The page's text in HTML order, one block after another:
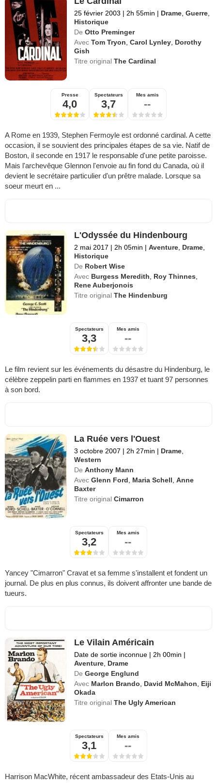
25 février 2003 | 2h 55min | Drame ,Guerre
Historique
De Otto Preminger
Avec Tom Tryon ,Carol Lynley Dorothy
Gish
Titre originalThe Cardinal
Presse
4,0
Spectateurs
3,7
Mes amis
--
A Rome en 1939, Stephen Fermoyle est ordonné cardinal. A cette
occasion, il se souvient des principales étapes de sa vie. Natif de
Boston, il seconde en 1917 le responsable d'une petite paroisse.
Mais l'archevêque Glennon l'envoie au fin fond du Canada, où il
devient le secrétaire particulier d'un prêtre malade. Lorsque sa
soeur meurt en ...
L'Odyssée du Hindenbourg
2 mai 2017 | 2h 05min | Aventure Drame
Historique
De Robert Wise
Avec Burgess Meredith Roy Thinnes
Rene Auberjonois
Titre originalThe Hindenburg
Spectateurs
3,3
Mes amis
--
Le film revient sur les événements du désastre du Hindenburg, le
célèbre zeppelin parti en flammes en 1937 et tuant 97 personnes
à son bord.
La Ruée vers l'Ouest
3 octobre 2007 | 2h 27min | Drame
Western
De Anthony Mann
Avec Glenn Ford Maria Schell ,Anne
Baxter
Titre originalCimarron
Spectateurs
3,2
Mes amis
--
Yancey "Cimarron" Cravat et sa femme s'installent et fondent un
journal. De plus en plus connus, ils doivent affronter une bande de
tueurs.
Le Vilain Américain
Date de sortie inconnue | 2h 00min |
Aventure Drame
De George Englund
Avec Marlon Brando David McMahon
Eiji
Okada
Titre originalThe Ugly American
Spectateurs
3,1
Mes amis
--
Harrison MacWhite, récent ambassadeur des Etats-Unis au